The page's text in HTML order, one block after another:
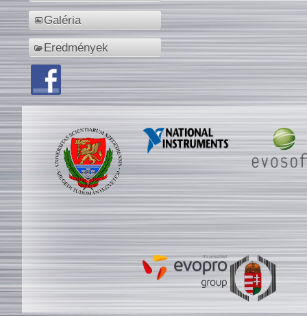
Galéria
Eredmények